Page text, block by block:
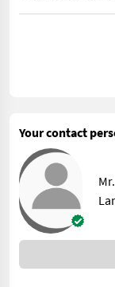
Funktion: -
Your contact
Mr.